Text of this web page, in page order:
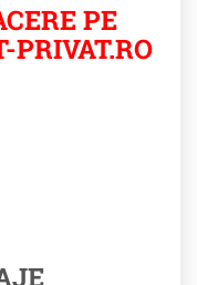
PE
PRIVAT.RO